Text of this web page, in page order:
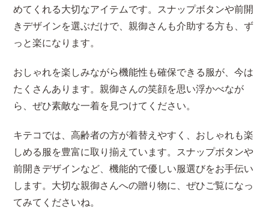
めてくれる大切なアイテムです。スナップボタンや前開
きデザインを選ぶだけで、親御さんも介助する方も、ず
っと楽になります。
おしゃれを楽しみながら機能性も確保できる服が、今は
たくさんあります。親御さんの笑顔を思い浮かべなが
ら、ぜひ素敵な一着を見つけてください。
キテコでは、高齢者の方が着替えやすく、おしゃれも楽
しめる服を豊富に取り揃えています。スナップボタンや
前開きデザインなど、機能的で優しい服選びをお手伝い
します。大切な親御さんへの贈り物に、ぜひご覧になっ
てみてくださいね。